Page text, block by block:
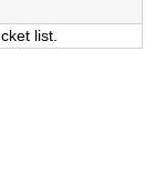
list.